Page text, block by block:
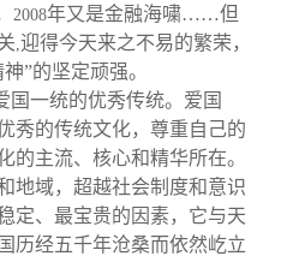
务
单
2008年又是金融海嘨……但
,迎得今天来之不易的繁荣，
”的坚定顽强。
国一统的优秀传统。爱国
秀的传统文化，尊重自己的
的主流、核心和精华所在。
地域，超越社会制度和意识
定、最宝贵的因素，它与天
历经五千年沧桑而依然屹立